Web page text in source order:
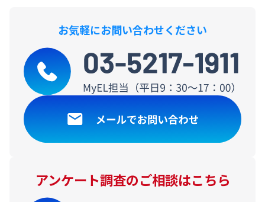
お気軽にお問い合わせください
アンケート調査のご相談はこちら